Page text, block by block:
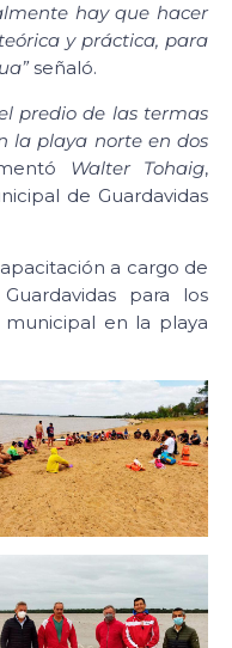
hay que hacer
y práctica, para
señaló.
predio de las termas
la playa norte en dos
Walter Tohaig,
de Guardavidas
a cargo de
para los
municipal en la playa